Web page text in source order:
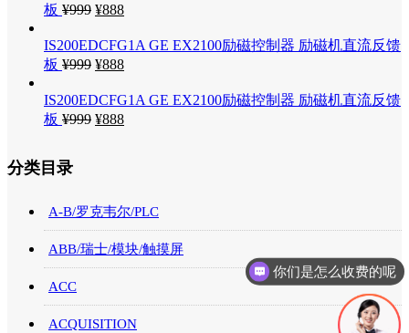
板 ¥999 ¥888
IS200EDCFG1A GE EX2100励磁控制器 励磁机直流反馈
板 ¥999 ¥888
IS200EDCFG1A GE EX2100励磁控制器 励磁机直流反馈
板 ¥999 ¥888
分类目录
A-B/罗克韦尔/PLC
ABB/瑞士/模块/触摸屏
ACC
ACQUISITION
你们是怎么收费的呢